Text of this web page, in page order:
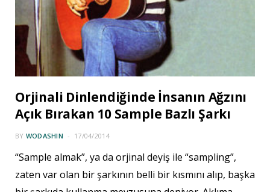
Orjinali Dinlendiğinde İnsanın Ağzını
Açık Bırakan 10 Sample Bazlı Şarkı
BY WODASHIN 17/04/2014
“Sample almak”, ya da orjinal deyiş ile “sampling”,
zaten var olan bir şarkının belli bir kısmını alıp, başka